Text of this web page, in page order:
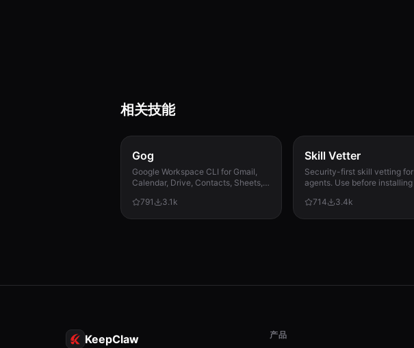
相关技能
Gog
Google Workspace CLI for Gmail,
Calendar, Drive, Contacts, Sheets,
791
3.1k
Skill Vetter
Security-first skill vetting for
agents. Use before
other sources. Checks for
714 3.4k
KeepClaw 产品